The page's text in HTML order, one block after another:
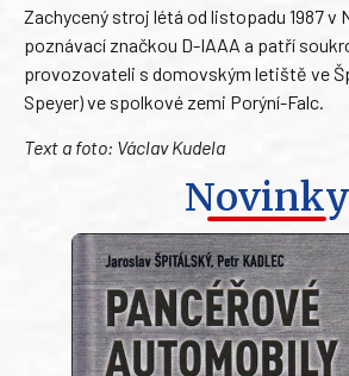
Zachycený stroj létá od listopadu 1987 v
poznávací značkou D-IAAA a patří
provozovateli s domovským letiště ve
Speyer) ve spolkové zemi Porýní-Falc.
Text a foto: Václav Kudela
Novinky